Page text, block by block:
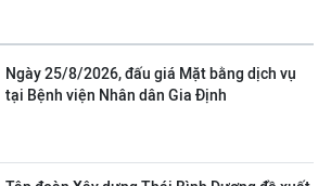
Ngày 25/8/2026, đấu giá Mặt bằng dịch vụ
tại Bệnh viện Nhân dân Gia Định